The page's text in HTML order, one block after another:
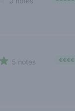
5 notes €€€€